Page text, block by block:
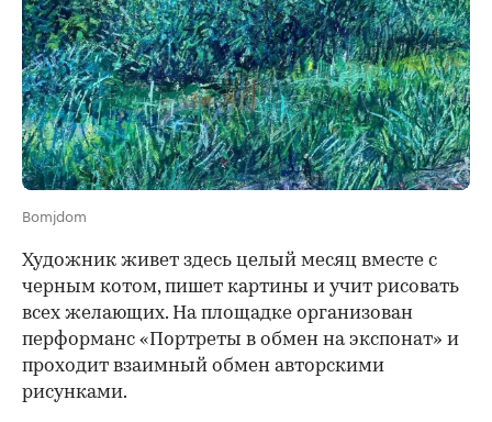
Bomjdom
Художник живет здесь целый месяц вместе с
черным котом, пишет картины и учит рисовать
всех желающих. На площадке организован
перформанс «Портреты в обмен на экспонат» и
проходит взаимный обмен авторскими
рисунками.